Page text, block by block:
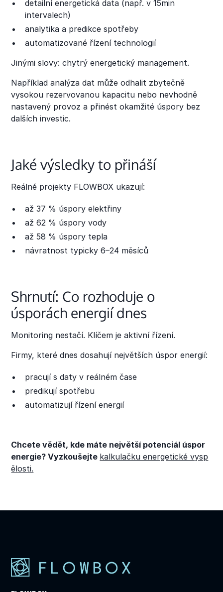
detailní energetická data (např. v 15min
intervalech)
analytika a predikce spotřeby
automatizované řízení technologií
Jinými slovy: chytrý energetický management.
Například analýza dat může odhalit zbytečně
vysokou rezervovanou kapacitu nebo nevhodně
nastavený provoz a přinést okamžité úspory bez
dalších investic.
Jaké výsledky to přináší
Reálné projekty FLOWBOX ukazují:
až 37 % úspory elektřiny
až 62 % úspory vody
až 58 % úspory tepla
návratnost typicky 6–24 měsíců
Shrnutí: Co rozhoduje o
úsporách energií dnes
Monitoring nestačí. Klíčem je aktivní řízení.
Firmy, které dnes dosahují největších úspor energií:
pracují s daty v reálném čase
predikují spotřebu
automatizují řízení energií
Chcete vědět, kde máte největší potenciál úspor
energie? Vyzkoušejte kalkulačku energetické vysp
ělosti.